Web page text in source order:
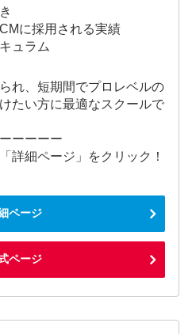
に採用される実績
ュラム
れ、短期間でプロレベルの
たい方に最適なスクールで
ーーーー
詳細ページ」をクリック！
ページ
ページ